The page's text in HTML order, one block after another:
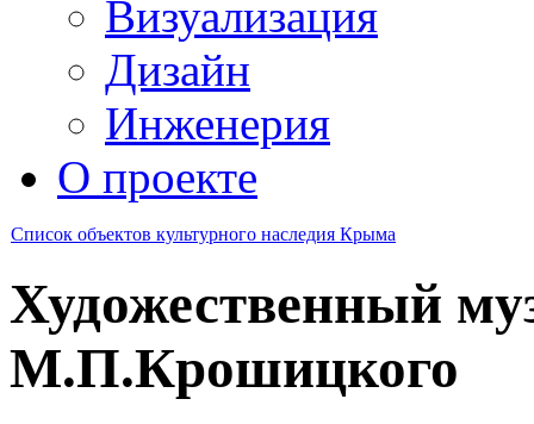
Визуализация
Дизайн
Инженерия
О проекте
Список объектов культурного наследия Крыма
Художественный
М.П.Крошицкого